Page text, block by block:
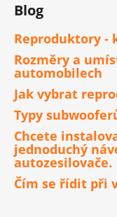
Blog
Reproduktory -
Rozměry a
automobilech
Jak vybrat
Typy
Chcete
jednoduchý
autozesilovače.
Čím se řídit při